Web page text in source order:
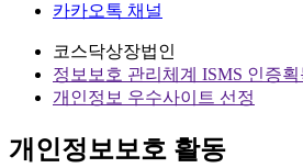
카카오톡 채널
코스닥상장법인
정보보호 관리체계 ISMS 인증획
개인정보 우수사이트 선정
개인정보보호 활동